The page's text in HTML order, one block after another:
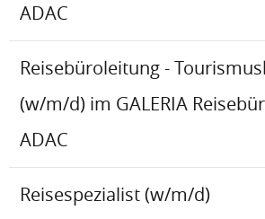
ADAC
Reisebüroleitung -
(w/m/d) im GALERIA
ADAC
Reisespezialist (w/m/d)